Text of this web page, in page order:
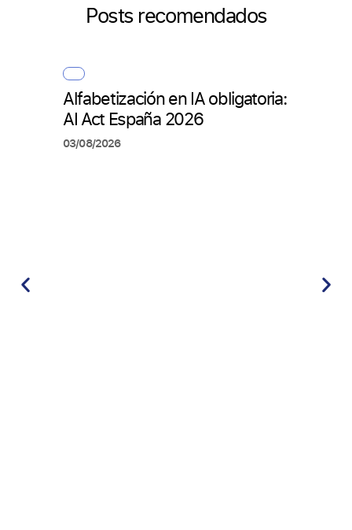
Posts recomendados
Alfabetización en IA obligatoria:
AI Act España 2026
03/08/2026